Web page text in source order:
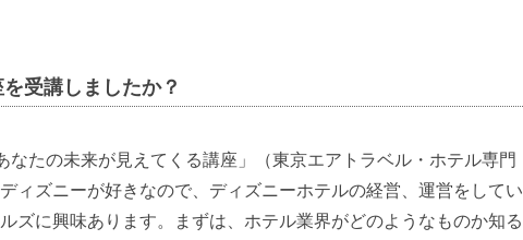
受講しましたか？
たの未来が見えてくる講座」（東京エアトラベル・ホテル専門
ィズニーが好きなので、ディズニーホテルの経営、運営をしてい
ズに興味あります。まずは、ホテル業界がどのようなものか知る